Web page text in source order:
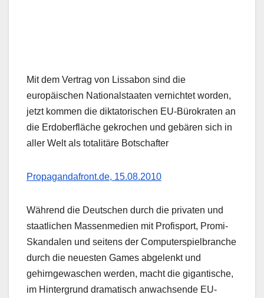
Mit dem Vertrag von Lissabon sind die
europäischen Nationalstaaten vernichtet worden,
jetzt kommen die diktatorischen EU-Bürokraten an
die Erdoberfläche gekrochen und gebären sich in
aller Welt als totalitäre Botschafter
Propagandafront.de, 15.08.2010
Während die Deutschen durch die privaten und
staatlichen Massenmedien mit Profisport, Promi-
Skandalen und seitens der Computerspielbranche
durch die neuesten Games abgelenkt und
gehirngewaschen werden, macht die gigantische,
im Hintergrund dramatisch anwachsende EU-